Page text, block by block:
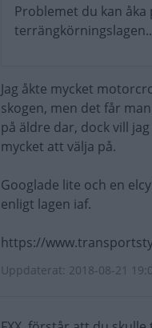
Problemet du kan
Jag åkte mycket
skogen, men det får
på äldre dar, dock vill
mycket att välja på.
Googlade lite och en
enligt lagen iaf.
https://
Uppdaterat: 2018-08-21